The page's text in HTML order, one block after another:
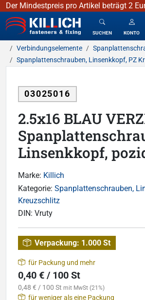
Der Mindestpreis pro Artikel beträgt 2
KILLICH - Verbindungselemente
SUCHEN KONTO
Verbindungselemente
Spanplattenschrauben, Linsenkkopf, PZ
03025016
2.5x16 BLAU
Linsenkkopf,
Marke: Killich
Kategorie: Spanplattenschrauben,
Kreuzschlitz
DIN: Vruty
Verpackung: 1.000 St
für Packung und mehr
0,40 € / 100 St
0,48 € / 100 St mit MwSt (21%)
für weniger als eine Packung